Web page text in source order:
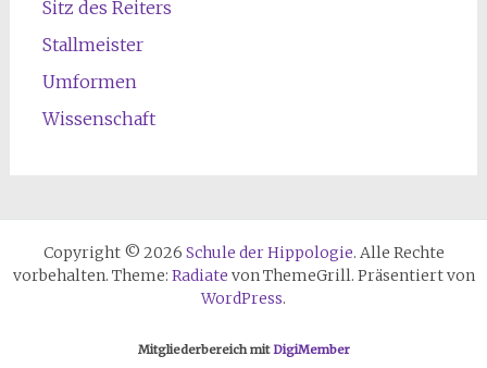
Sitz des Reiters
Stallmeister
Umformen
Wissenschaft
Copyright © 2026 Schule der Hippologie. Alle Rechte
vorbehalten. Theme: Radiate von ThemeGrill. Präsentiert von
WordPress.
Mitgliederbereich mit DigiMember